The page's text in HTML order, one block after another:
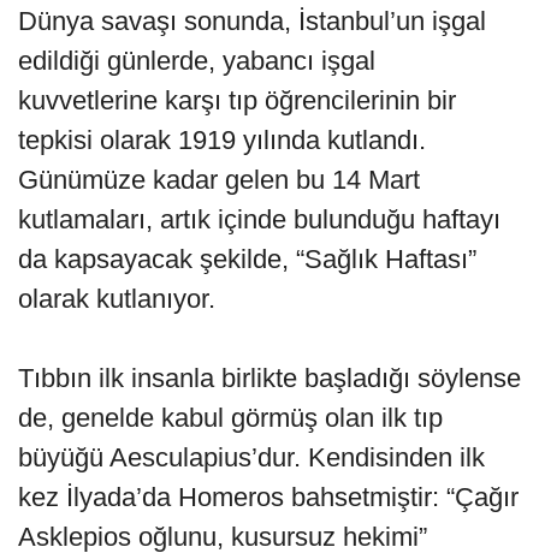
Dünya savaşı sonunda, İstanbul’un işgal
edildiği günlerde, yabancı işgal
kuvvetlerine karşı tıp öğrencilerinin bir
tepkisi olarak 1919 yılında kutlandı.
Günümüze kadar gelen bu 14 Mart
kutlamaları, artık içinde bulunduğu haftayı
da kapsayacak şekilde, “Sağlık Haftası”
olarak kutlanıyor.
Tıbbın ilk insanla birlikte başladığı söylense
de, genelde kabul görmüş olan ilk tıp
büyüğü Aesculapius’dur. Kendisinden ilk
kez İlyada’da Homeros bahsetmiştir: “Çağır
Asklepios oğlunu, kusursuz hekimi”